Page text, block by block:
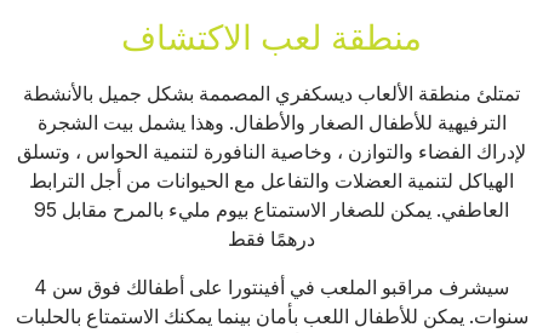
منطقة لعب الاكتشاف
تمتلئ منطقة الألعاب ديسكفري المصممة بشكل جميل بالأنشطة
الترفيهية للأطفال الصغار والأطفال. وهذا يشمل بيت الشجرة
لإدراك الفضاء والتوازن ، وخاصية النافورة لتنمية الحواس ، وتسلق
الهياكل لتنمية العضلات والتفاعل مع الحيوانات من أجل الترابط
العاطفي. يمكن للصغار الاستمتاع بيوم مليء بالمرح مقابل 95
درهمًا فقط
سيشرف مراقبو الملعب في أفينتورا على أطفالك فوق سن 4
سنوات. يمكن للأطفال اللعب بأمان بينما يمكنك الاستمتاع بالحلبات